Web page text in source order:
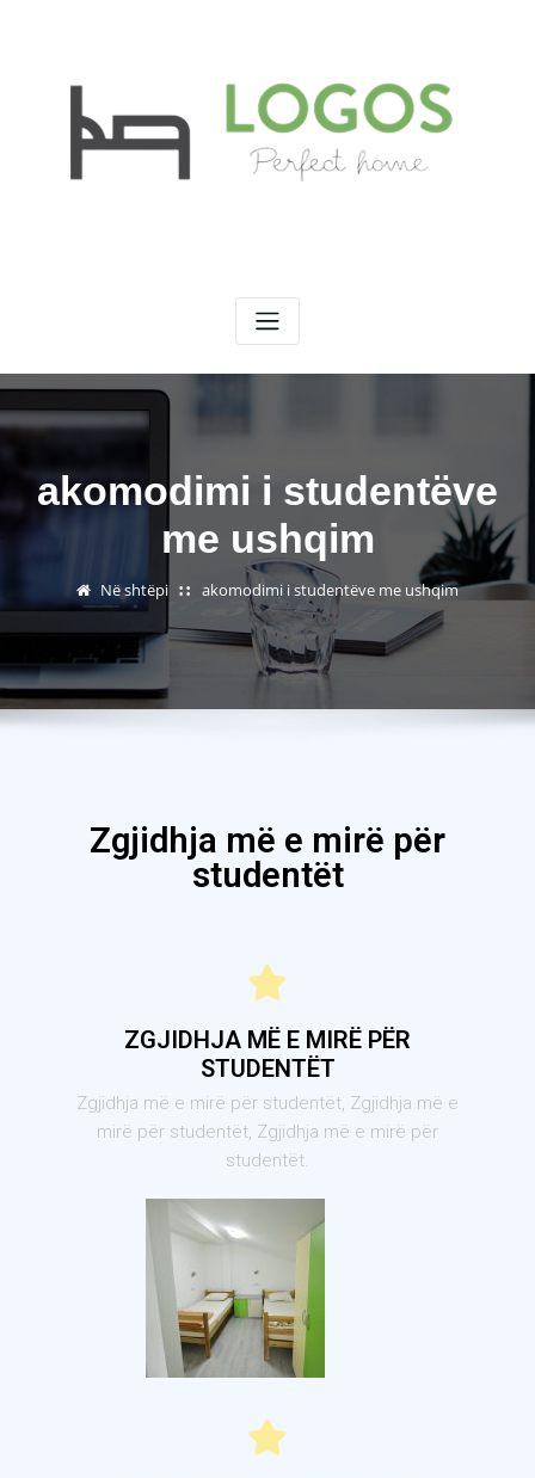
akomodimi i studentëve
me ushqim
Në shtëpi akomodimi i studentëve me ushqim
Zgjidhja më e mirë për
studentët
ZGJIDHJA MË E MIRË PËR
STUDENTËT
Zgjidhja më e mirë për studentët, Zgjidhja më e
mirë për studentët, Zgjidhja më e mirë për
studentët.